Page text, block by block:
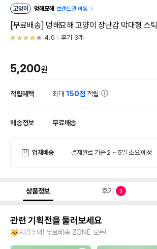
고양이 멍해묘해 브랜드관 이동
[무료배송] 멍해묘해 고양이 장난감 막대형 스틱
4.0 후기 3개
5,200원
적립혜택 최대150점 적립
배송정보 무료배송
업체배송 결제완료 기준 2 ~ 5일 소요 예정
상품정보 후기 3
관련 기획전을 둘러보세요
🐱지갑주의! 무료배송 ZONE 오픈!